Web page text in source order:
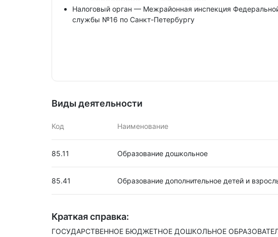
Налоговый орган — Межрайонная инспекция
службы №16 по Санкт-Петербургу
Виды деятельности
Код Наименование
85.11 Образование дошкольное
85.41 Образование дополнительное детей и
Краткая справка:
ГОСУДАРСТВЕННОЕ БЮДЖЕТНОЕ ДОШКОЛЬНОЕ